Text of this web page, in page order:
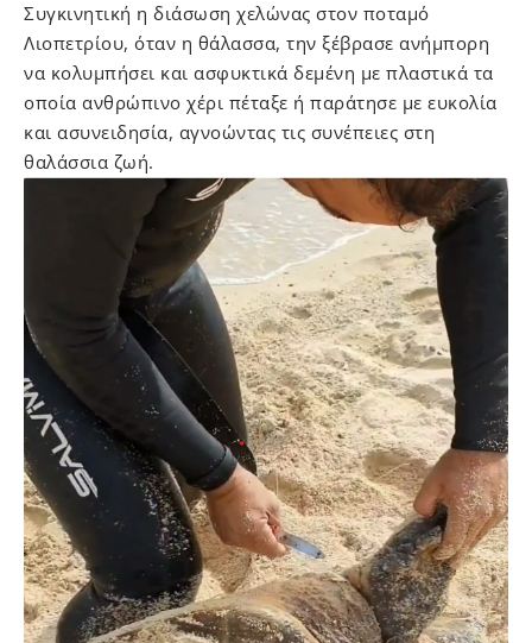
Συγκινητική η διάσωση χελώνας στον ποταμό
Λιοπετρίου, όταν η θάλασσα, την ξέβρασε ανήμπορη
να κολυμπήσει και ασφυκτικά δεμένη με πλαστικά τα
οποία ανθρώπινο χέρι πέταξε ή παράτησε με ευκολία
και ασυνειδησία, αγνοώντας τις συνέπειες στη
θαλάσσια ζωή.